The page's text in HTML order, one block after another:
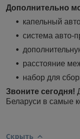
Дополнительно
капельный
система авто-
расстояние
набор для
Звоните сегодня!
Беларуси в самые
Скрыть